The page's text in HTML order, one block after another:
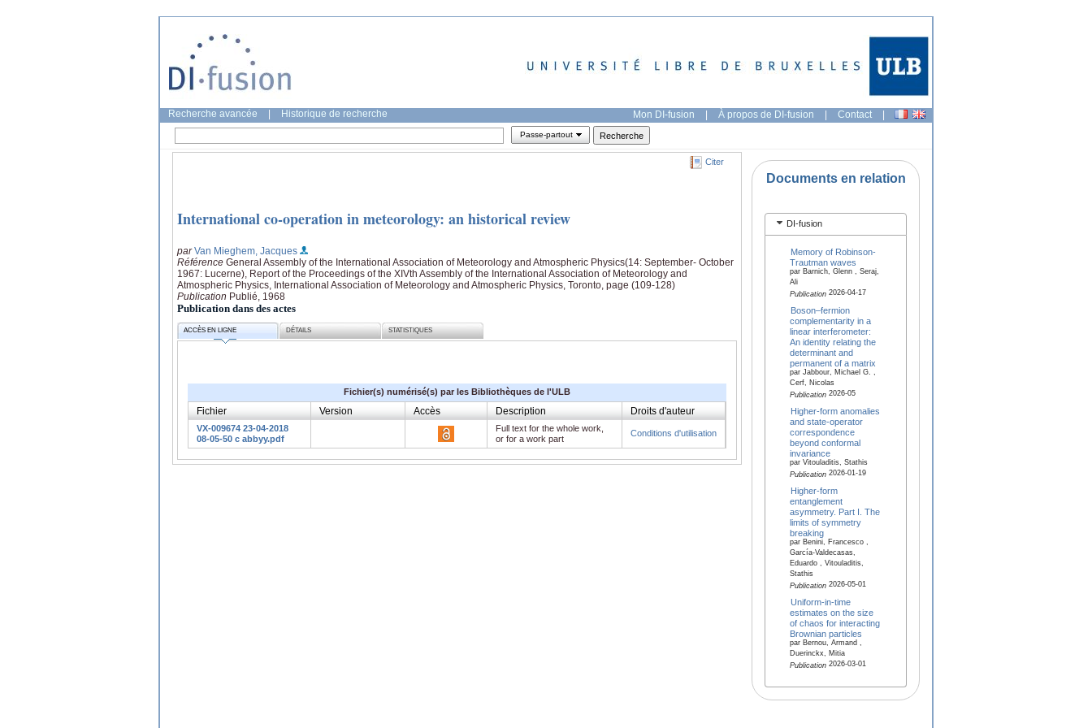
Recherche avancée Historique de recherche Mon DI-fusion | À propos de DI-fusion | Contact |
Passe-partout
Citer
International co-operation in meteorology: an historical review
parVan Mieghem, Jacques
Référence General Assembly of the International Association of Meteorology and Atmospheric Physics(14: September- October
1967: Lucerne), Report of the Proceedings of the XIVth Assembly of the International Association of Meteorology and
Atmospheric Physics, International Association of Meteorology and Atmospheric Physics, Toronto, page (109-128)
Publication Publié, 1968
Publication dans des actes
ACCÈS EN LIGNE DÉTAILS STATISTIQUES
Fichier(s) numérisé(s) par les Bibliothèques de l'ULB
Fichier Version Accès Description Droits d'auteur
VX-009674 23-04-2018
08-05-50 c abbyy.pdf
Full text for the whole work,
or for a work part
Conditions d'utilisation
Documents en relation
DI-fusion
Memory of Robinson-
Trautman waves
par Barnich, Glenn , Seraj,
Ali
Publication2026-04-17
Boson–fermion
complementarity in a
linear interferometer:
An identity relating the
determinant and
permanent of a matrix
par Jabbour, Michael G. ,
Cerf, Nicolas
Publication2026-05
Higher-form anomalies
and state-operator
correspondence
beyond conformal
invariance
par Vitouladitis, Stathis
Publication2026-01-19
Higher-form
entanglement
asymmetry. Part I. The
limits of symmetry
breaking
par Benini, Francesco ,
García-Valdecasas,
Eduardo , Vitouladitis,
Stathis
Publication2026-05-01
Uniform-in-time
estimates on the size
of chaos for interacting
Brownian particles
par Bernou, Armand ,
Duerinckx, Mitia
Publication2026-03-01